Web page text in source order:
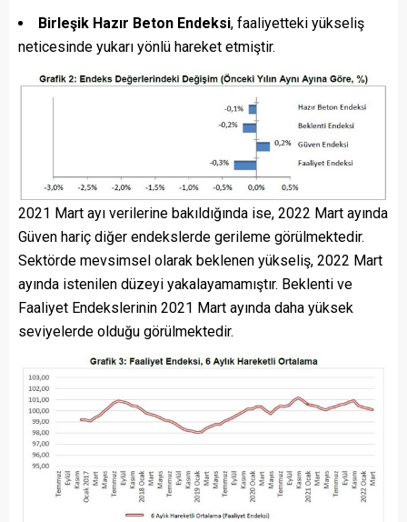
Birleşik Hazır Beton Endeksi, faaliyetteki yükseliş
neticesinde yukarı yönlü hareket etmiştir.
2021 Mart ayı verilerine bakıldığında ise, 2022 Mart ayında
Güven hariç diğer endekslerde gerileme görülmektedir.
Sektörde mevsimsel olarak beklenen yükseliş, 2022 Mart
ayında istenilen düzeyi yakalayamamıştır. Beklenti ve
Faaliyet Endekslerinin 2021 Mart ayında daha yüksek
seviyelerde olduğu görülmektedir.